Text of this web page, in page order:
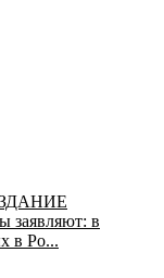
в
в Ро...